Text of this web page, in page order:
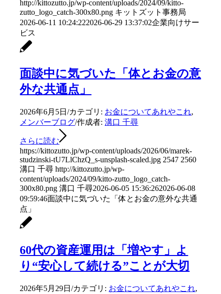
http://kittozutto.jp/wp-content/uploads/2024/09/kitto-
zutto_logo_catch-300x80.png キットズット事務局
2026-06-11 10:24:222026-06-29 13:37:02企業向けサー
ビス
面談中に気づいた「体とお金の意
外な共通点」
2026年6月5日/カテゴリ: お金についてあれやこれ,
メンバーブログ/作成者:溝口 千尋
さらに読む
https://kittozutto.jp/wp-content/uploads/2026/06/marek-
studzinski-tU7LlChzQ_s-unsplash-scaled.jpg 2547 2560
溝口 千尋 http://kittozutto.jp/wp-
content/uploads/2024/09/kitto-zutto_logo_catch-
300x80.png 溝口 千尋2026-06-05 15:36:262026-06-08
09:59:46面談中に気づいた「体とお金の意外な共通
点」
60代の資産運用は「増やす」よ
り“安心して続ける”ことが大切
2026年5月29日/カテゴリ: お金についてあれやこれ,